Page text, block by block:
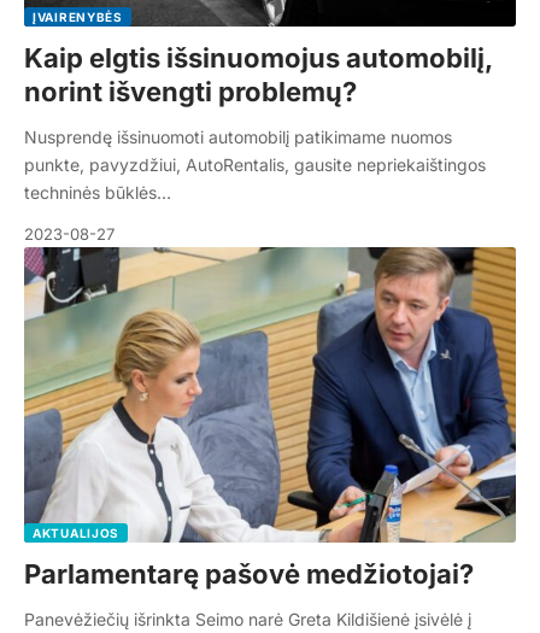
ĮVAIRENYBĖS
Kaip elgtis išsinuomojus automobilį,
norint išvengti problemų?
Nusprendę išsinuomoti automobilį patikimame nuomos
punkte, pavyzdžiui, AutoRentalis, gausite nepriekaištingos
techninės būklės…
2023-08-27
AKTUALIJOS
Parlamentarę pašovė medžiotojai?
Panevėžiečių išrinkta Seimo narė Greta Kildišienė įsivėlė į